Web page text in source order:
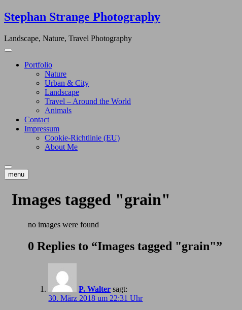
Skip
to
Stephan Strange Photography
Landscape, Nature, Travel Photography
Portfolio
Nature
Urban & City
Landscape
Travel – Around the World
Animals
Contact
Impressum
Cookie-Richtlinie (EU)
About Me
menu
Images tagged "grain"
no images were found
0 Replies to “Images tagged "grain"”
P. Walter sagt:
30. März 2018 um 22:31 Uhr